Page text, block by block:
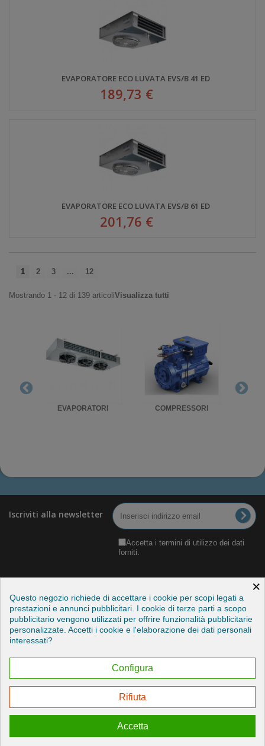
EVAPORATORE ECO LUVATA EVS/B 41 ED
189,73 €
EVAPORATORE ECO LUVATA EVS/B 61 ED
201,76 €
1 2 3 ... 12
Mostrando 1 - 12 di 139 articoliVisualizza tutti
EVAPORATORI COMPRESSORI
Iscriviti alla newsletter
Accetta i termini di utilizzo dei dati
forniti.
Categorie
Informazioni
×
Questo negozio richiede di accettare i cookie per scopi legati a
prestazioni e annunci pubblicitari. I cookie di terze parti a scopo
pubblicitario vengono utilizzati per offrire funzionalità pubblicitarie
personalizzate. Accetti i cookie e l'elaborazione dei dati personali
interessati?
Configura
Rifiuta
Accetta